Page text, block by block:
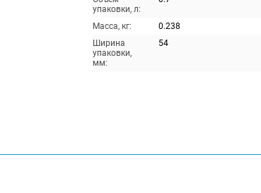
упаковки, л:
Масса, кг:
0.238
Ширина
упаковки,
мм:
54